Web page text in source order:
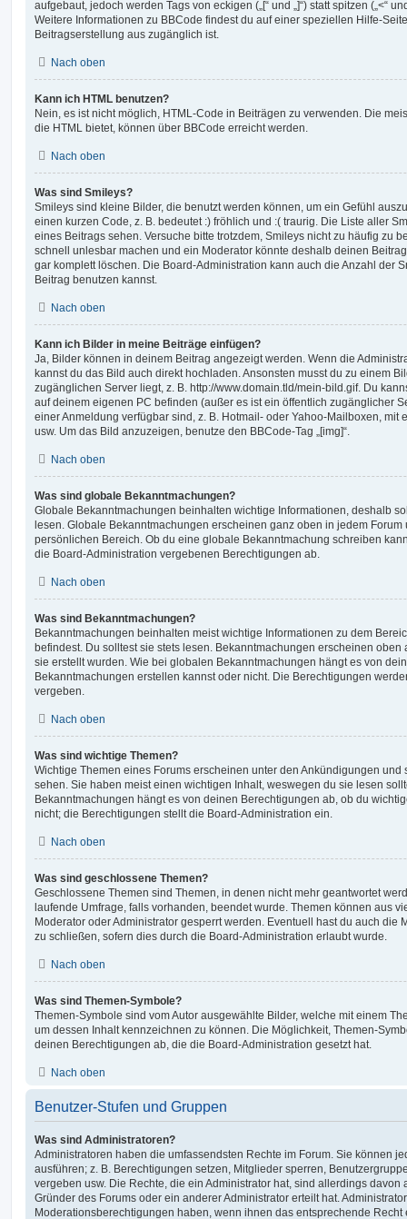
aufgebaut, jedoch werden Tags von eckigen („[“ und „]“) statt spitzen („<“
Weitere Informationen zu BBCode findest du auf einer speziellen Hilfe-
Beitragserstellung aus zugänglich ist.
Nach oben
Kann ich HTML benutzen?
Nein, es ist nicht möglich, HTML-Code in Beiträgen zu verwenden. Die
die HTML bietet, können über BBCode erreicht werden.
Nach oben
Was sind Smileys?
Smileys sind kleine Bilder, die benutzt werden können, um ein Gefühl
einen kurzen Code, z. B. bedeutet :) fröhlich und :( traurig. Die Liste aller
eines Beitrags sehen. Versuche bitte trotzdem, Smileys nicht zu häufig zu
schnell unlesbar machen und ein Moderator könnte deshalb deinen
gar komplett löschen. Die Board-Administration kann auch die Anzahl der
Beitrag benutzen kannst.
Nach oben
Kann ich Bilder in meine Beiträge einfügen?
Ja, Bilder können in deinem Beitrag angezeigt werden. Wenn die
kannst du das Bild auch direkt hochladen. Ansonsten musst du zu einem
zugänglichen Server liegt, z. B. http://www.domain.tld/mein-bild.gif. Du
auf deinem eigenen PC befinden (außer es ist ein öffentlich zugänglicher
einer Anmeldung verfügbar sind, z. B. Hotmail- oder Yahoo-Mailboxen, mit
usw. Um das Bild anzuzeigen, benutze den BBCode-Tag „[img]“.
Nach oben
Was sind globale Bekanntmachungen?
Globale Bekanntmachungen beinhalten wichtige Informationen, deshalb
lesen. Globale Bekanntmachungen erscheinen ganz oben in jedem
persönlichen Bereich. Ob du eine globale Bekanntmachung schreiben
die Board-Administration vergebenen Berechtigungen ab.
Nach oben
Was sind Bekanntmachungen?
Bekanntmachungen beinhalten meist wichtige Informationen zu dem
befindest. Du solltest sie stets lesen. Bekanntmachungen erscheinen oben
sie erstellt wurden. Wie bei globalen Bekanntmachungen hängt es von
Bekanntmachungen erstellen kannst oder nicht. Die Berechtigungen
vergeben.
Nach oben
Was sind wichtige Themen?
Wichtige Themen eines Forums erscheinen unter den Ankündigungen und
sehen. Sie haben meist einen wichtigen Inhalt, weswegen du sie lesen
Bekanntmachungen hängt es von deinen Berechtigungen ab, ob du
nicht; die Berechtigungen stellt die Board-Administration ein.
Nach oben
Was sind geschlossene Themen?
Geschlossene Themen sind Themen, in denen nicht mehr geantwortet
laufende Umfrage, falls vorhanden, beendet wurde. Themen können aus
Moderator oder Administrator gesperrt werden. Eventuell hast du auch die
zu schließen, sofern dies durch die Board-Administration erlaubt wurde.
Nach oben
Was sind Themen-Symbole?
Themen-Symbole sind vom Autor ausgewählte Bilder, welche mit einem
um dessen Inhalt kennzeichnen zu können. Die Möglichkeit, Themen-
deinen Berechtigungen ab, die die Board-Administration gesetzt hat.
Nach oben
Benutzer-Stufen und Gruppen
Was sind Administratoren?
Administratoren haben die umfassendsten Rechte im Forum. Sie können
ausführen; z. B. Berechtigungen setzen, Mitglieder sperren,
vergeben usw. Die Rechte, die ein Administrator hat, sind allerdings
Gründer des Forums oder ein anderer Administrator erteilt hat.
Moderationsberechtigungen haben, wenn ihnen das entsprechende Recht